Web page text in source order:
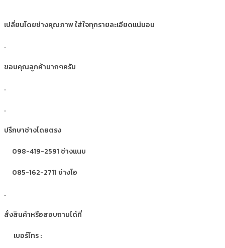
เปลี่ยนโดยช่างคุณภาพ ใส่ใจทุกรายละเอียดแน่นอน
.
ขอบคุณลูกค้ามากๆครับ
.
.
ปรึกษาช่างโดยตรง
098-419-2591 ช่างแนบ
085-162-2711 ช่างโอ
.
สั่งสินค้าหรือสอบถามได้ที่
เบอร์โทร :